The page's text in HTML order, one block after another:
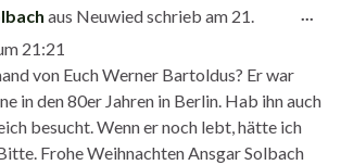
aus Neuwiedschrieb am 21.
21:21
von Euch Werner Bartoldus? Er war
in den 80er Jahren in Berlin. Hab ihn auch
besucht. Wenn er noch lebt, hätte ich
Frohe Weihnachten Ansgar Solbach
...